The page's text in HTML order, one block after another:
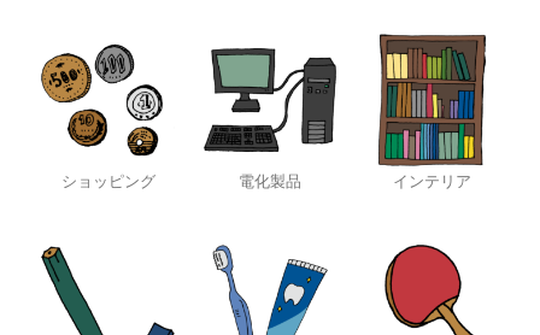
ショッピング 電化製品 インテリア